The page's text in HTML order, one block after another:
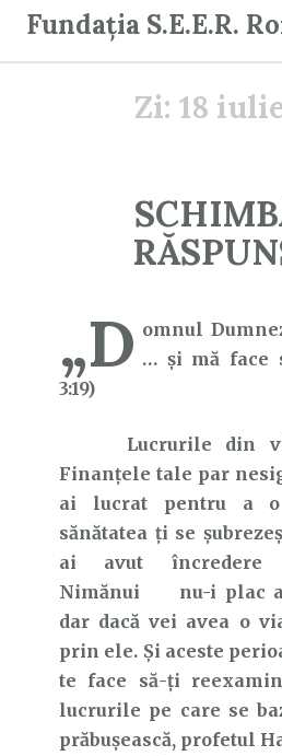
Fundația S.E.E.R.
Zi: 18
„D omnul
… şi mă face
3:19)
Lucrurile din
Finanțele tale par
ai lucrat pentru a
sănătatea ți se
ai avut încredere
Nimănui nu-i plac
dar dacă vei avea o
prin ele. Și aceste
te face să-ți
lucrurile pe care se
prăbușească, profetul